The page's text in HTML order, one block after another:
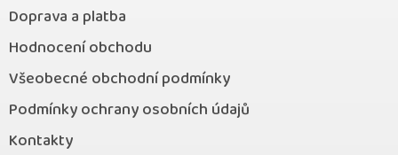
Doprava a platba
Hodnocení obchodu
Všeobecné obchodní podmínky
Podmínky ochrany osobních údajů
Kontakty